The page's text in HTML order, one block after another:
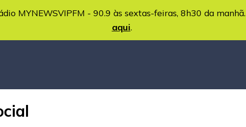
MYNEWSVIPFM - 90.9 às sextas-feiras, 8h30 da manhã.
aqui.